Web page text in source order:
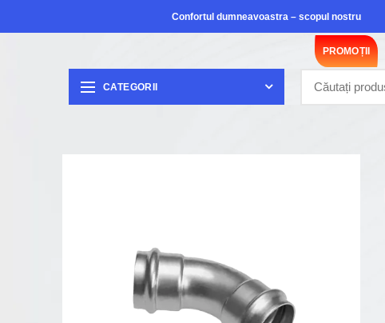
Confortul dumneavoastra – scopul nostru
PROMOȚII
CATEGORII